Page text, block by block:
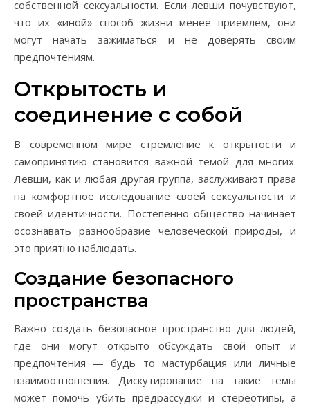
собственной сексуальности. Если левши почувствуют,
что их «иной» способ жизни менее приемлем, они
могут начать зажиматься и не доверять своим
предпочтениям.
Открытость и
соединение с собой
В современном мире стремление к открытости и
самопринятию становится важной темой для многих.
Левши, как и любая другая группа, заслуживают права
на комфортное исследование своей сексуальности и
своей идентичности. Постепенно общество начинает
осознавать разнообразие человеческой природы, и
это приятно наблюдать.
Создание безопасного
пространства
Важно создать безопасное пространство для людей,
где они могут открыто обсуждать свой опыт и
предпочтения — будь то мастурбация или личные
взаимоотношения. Дискутирование на такие темы
может помочь убить предрассудки и стереотипы, а